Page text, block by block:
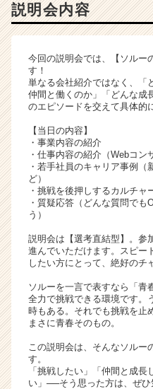
サ
ト
チ
ャ
リ
（C
h
e
C
a
r
e
r）
説明会内容
今回の説明会では、【ソルー
す！
単なる会社紹介ではなく、「
仲間と働くのか」「どんな成
のエピソードを交えて具体的
【当日の内容】
・事業内容の紹介
・仕事内容の紹介（Webコン
・若手社員のキャリア事例
ど）
・挑戦を後押しするカルチャ
・質疑応答（どんな質問でも
う）
説明会は【選考直結型】。参
進んでいただけます。スピー
したい方にとって、絶好のチ
ソルーを一言で表すなら「青
全力で挑戦できる環境です。
時もある。それでも挑戦を止
まさに青春そのもの。
この説明会は、そんなソルー
す。
「挑戦したい」「仲間と成
い」──そう思った方は、ぜひ